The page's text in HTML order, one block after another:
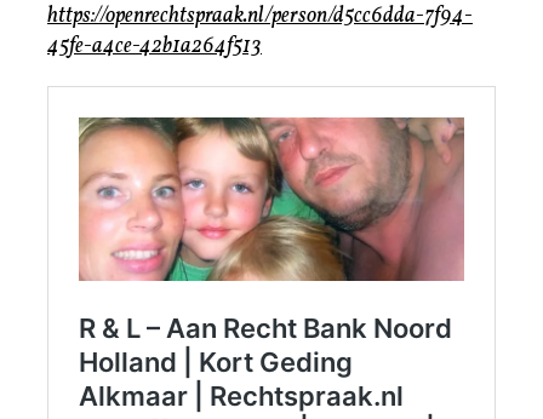
https://openrechtspraak.nl/person/d5cc6dda-7f94-
45fe-a4ce-42b1a264f513